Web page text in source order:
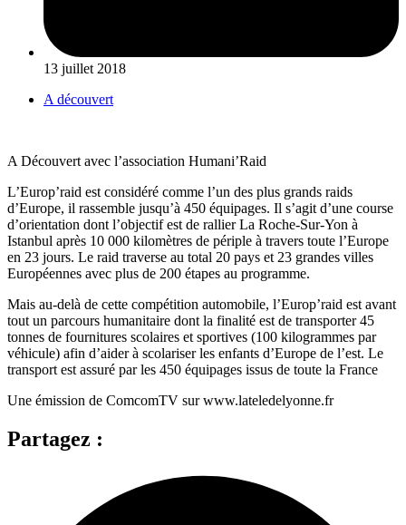
13 juillet 2018
A découvert
A Découvert avec l’association Humani’Raid
L’Europ’raid est considéré comme l’un des plus grands raids
d’Europe, il rassemble jusqu’à 450 équipages. Il s’agit d’une course
d’orientation dont l’objectif est de rallier La Roche-Sur-Yon à
Istanbul après 10 000 kilomètres de périple à travers toute l’Europe
en 23 jours. Le raid traverse au total 20 pays et 23 grandes villes
Européennes avec plus de 200 étapes au programme.
Mais au-delà de cette compétition automobile, l’Europ’raid est avant
tout un parcours humanitaire dont la finalité est de transporter 45
tonnes de fournitures scolaires et sportives (100 kilogrammes par
véhicule) afin d’aider à scolariser les enfants d’Europe de l’est. Le
transport est assuré par les 450 équipages issus de toute la France
Une émission de ComcomTV sur www.lateledelyonne.fr
Partagez :